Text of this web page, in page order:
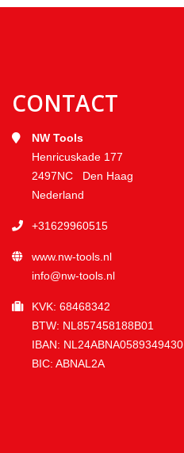
CONTACT
NW Tools
Henricuskade 177
2497NC Den Haag
Nederland
+31629960515
www.nw-tools.nl
info@nw-tools.nl
KVK: 68468342
BTW: NL857458188B01
IBAN: NL24ABNA0589349430
BIC: ABNAL2A